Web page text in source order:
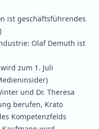
ist geschäftsführendes
Olaf Demuth ist
zum 1. Juli
und Dr. Theresa
berufen, Krato
Kompetenzfelds